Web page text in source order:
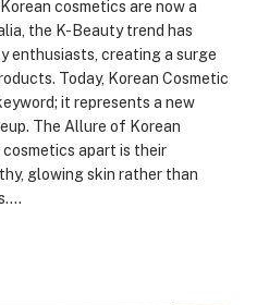
cosmetics are now a
the K-Beauty trend has
enthusiasts, creating a surge
Today, Korean Cosmetic
it represents a new
The Allure of Korean
apart is their
glowing skin rather than